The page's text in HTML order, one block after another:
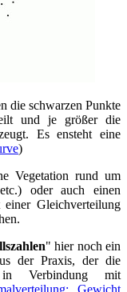
die schwarzen Punkte
und je größer die
Es ensteht eine
)
Vegetation rund um
oder auch einen
Gleichverteilung
" hier noch ein
der Praxis, der die
in Verbindung mit
Gewicht